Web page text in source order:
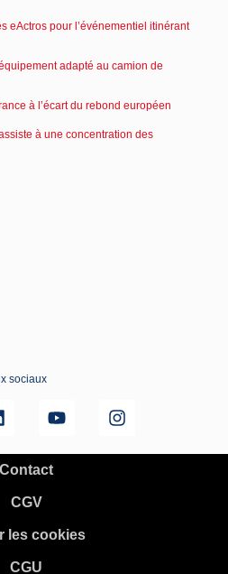
eActros pour l’événementiel itinérant
adapté au camion de
à l’écart du rebond européen
à une concentration des
sociaux
Contact
CGV
les cookies
CGU